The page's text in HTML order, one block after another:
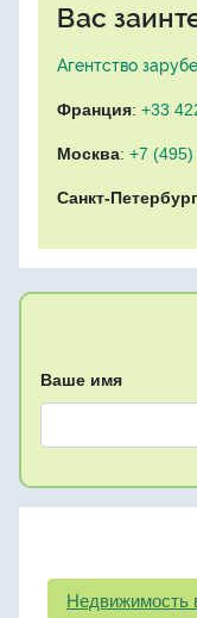
Вас
Агентство
Франция: +33
Москва: +7
Санкт-Петербург
Ваше имя
Недвижимость